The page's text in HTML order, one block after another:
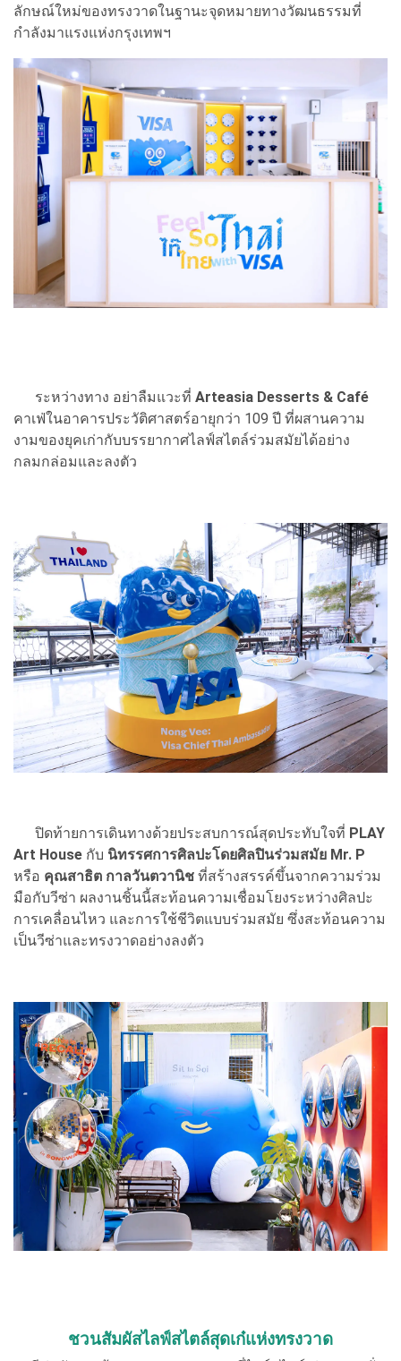
ลักษณ์ใหม่ของทรงวาดในฐานะจุดหมายทางวัฒนธรรมที่
กำลังมาแรงแห่งกรุงเทพฯ
ระหว่างทาง อย่าลืมแวะที่ Arteasia Desserts & Café
คาเฟ่ในอาคารประวัติศาสตร์อายุกว่า 109 ปี ที่ผสานความ
งามของยุคเก่ากับบรรยากาศไลฟ์สไตล์ร่วมสมัยได้อย่าง
กลมกล่อมและลงตัว
ปิดท้ายการเดินทางด้วยประสบการณ์สุดประทับใจที่ PLAY
Art House กับ นิทรรศการศิลปะโดยศิลปินร่วมสมัย Mr. P
หรือ คุณสาธิต กาลวันตวานิช ที่สร้างสรรค์ขึ้นจากความร่วม
มือกับวีซ่า ผลงานชิ้นนี้สะท้อนความเชื่อมโยงระหว่างศิลปะ
การเคลื่อนไหว และการใช้ชีวิตแบบร่วมสมัย ซึ่งสะท้อนความ
เป็นวีซ่าและทรงวาดอย่างลงตัว
ชวนสัมผัสไลฟ์สไตล์สุดเก๋แห่งทรงวาด